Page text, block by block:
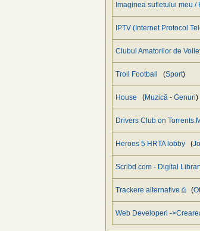
Imaginea sufletului meu
IPTV (Internet Protocol
Clubul Amatorilor de
Troll Football (Sport)
House (Muzică - Genuri)
Drivers Club on
Heroes 5 HRTA lobby (
Scribd.com - Digital
Trackere alternative ⎙(
Web Developeri -